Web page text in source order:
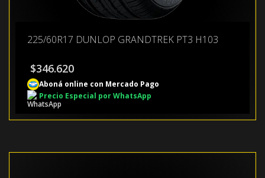
225/60R17 DUNLOP GRANDTREK PT3 H103
$346.620
Aboná online con Mercado Pago
Precio Especial por WhatsApp